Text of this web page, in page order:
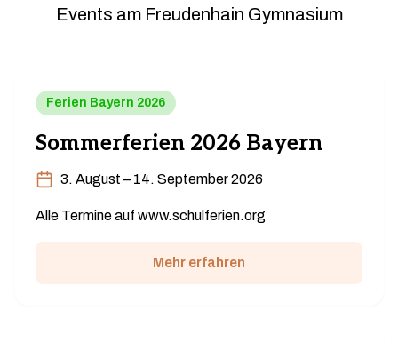
Events am Freudenhain Gymnasium
Ferien Bayern 2026
Sommerferien 2026 Bayern
3. August – 14. September 2026
Alle Termine auf www.schulferien.org
Mehr erfahren